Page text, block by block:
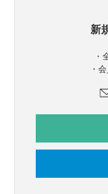
新
・
・